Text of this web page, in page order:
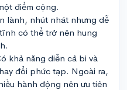
điểm cộng.
lành, nhút nhát nhưng dễ
có thể trở nên hung
khả năng diễn cả bi và
đổi phức tạp. Ngoài ra,
hành động nên ưu tiên